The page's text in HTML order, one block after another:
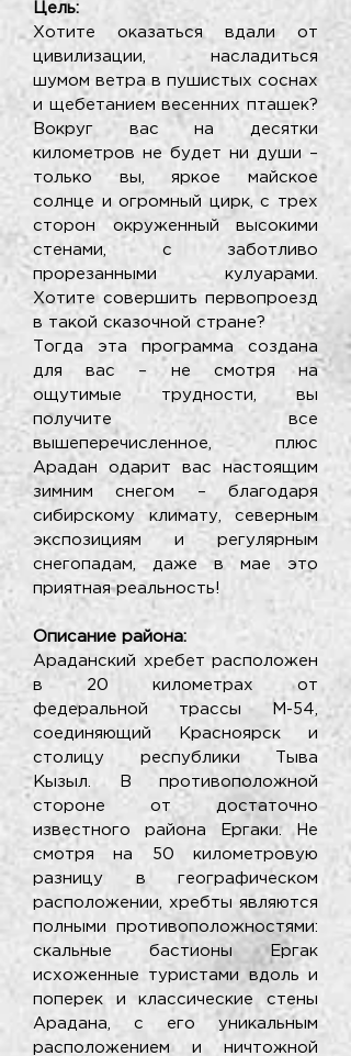
Цель:
Хотите оказаться вдали от
цивилизации, насладиться
шумом ветра в пушистых соснах
и щебетанием весенних пташек?
Вокруг вас на десятки
километров не будет ни души –
только вы, яркое майское
солнце и огромный цирк, с трех
сторон окруженный высокими
стенами, с заботливо
прорезанными кулуарами.
Хотите совершить первопроезд
в такой сказочной стране?
Тогда эта программа создана
для вас – не смотря на
ощутимые трудности, вы
получите все
вышеперечисленное, плюс
Арадан одарит вас настоящим
зимним снегом – благодаря
сибирскому климату, северным
экспозициям и регулярным
снегопадам, даже в мае это
приятная реальность!
Описание района:
Араданский хребет расположен
в 20 километрах от
федеральной трассы М-54,
соединяющий Красноярск и
столицу республики Тыва
Кызыл. В противоположной
стороне от достаточно
известного района Ергаки. Не
смотря на 50 километровую
разницу в географическом
расположении, хребты являются
полными противоположностями:
скальные бастионы Ергак
исхоженные туристами вдоль и
поперек и классические стены
Арадана, с его уникальным
расположением и ничтожной